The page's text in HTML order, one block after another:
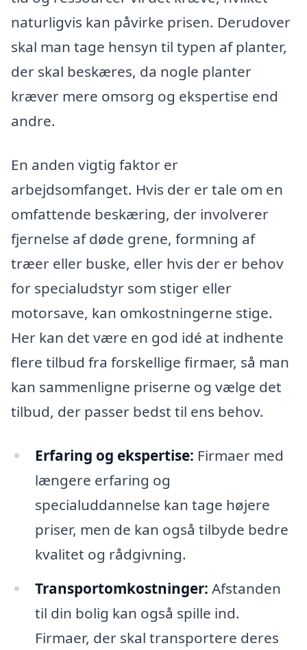
naturligvis kan påvirke prisen. Derudover
skal man tage hensyn til typen af planter,
der skal beskæres, da nogle planter
kræver mere omsorg og ekspertise end
andre.
En anden vigtig faktor er
arbejdsomfanget. Hvis der er tale om en
omfattende beskæring, der involverer
fjernelse af døde grene, formning af
træer eller buske, eller hvis der er behov
for specialudstyr som stiger eller
motorsave, kan omkostningerne stige.
Her kan det være en god idé at indhente
flere tilbud fra forskellige firmaer, så man
kan sammenligne priserne og vælge det
tilbud, der passer bedst til ens behov.
Erfaring og ekspertise: Firmaer med
længere erfaring og
specialuddannelse kan tage højere
priser, men de kan også tilbyde bedre
kvalitet og rådgivning.
Transportomkostninger: Afstanden
til din bolig kan også spille ind.
Firmaer, der skal transportere deres